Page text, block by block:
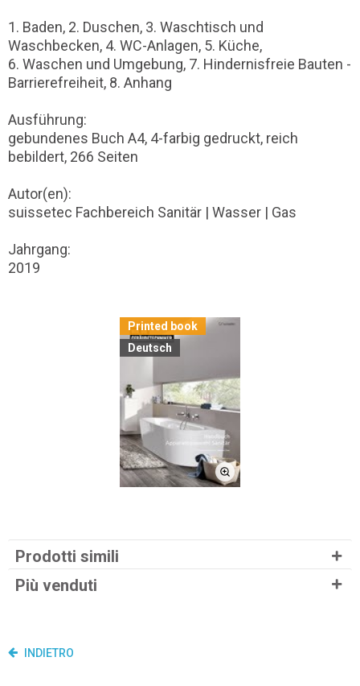
1. Baden, 2. Duschen, 3. Waschtisch und
Waschbecken, 4. WC-Anlagen, 5. Küche,
6. Waschen und Umgebung, 7. Hindernisfreie Bauten -
Barrierefreiheit, 8. Anhang
Ausführung:
gebundenes Buch A4, 4-farbig gedruckt, reich
bebildert, 266 Seiten
Autor(en):
suissetec Fachbereich Sanitär | Wasser | Gas
Jahrgang:
2019
Printed book
Deutsch
Prodotti simili
Più venduti
INDIETRO